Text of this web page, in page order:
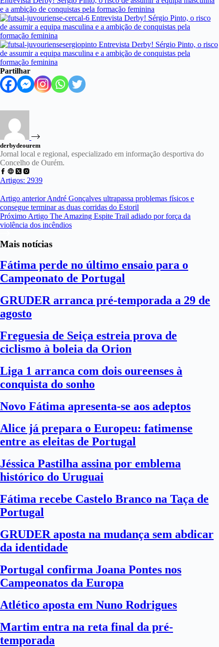
Partilhar
derbydeourem
Jornal local e regional, especializado em informação desportiva do
Concelho de Ourém.
Artigos: 2939
Artigo anteriorAndré Gonçalves ultrapassa problemas físicos e
consegue terminar as duas corridas do Estoril
Próximo Artigo The Amazing Espite Trail adiado por força da
violência dos incêndios
Mais notícias
Fátima perde no último ensaio para o
Campeonato de Portugal
GRUDER arranca pré-temporada a 29 de
agosto
Freguesia de Seiça estreia prova de
ciclismo à boleia da Orion
Liga 1 arranca com dois oureenses à
conquista do sonho
Novo Fátima apresenta-se aos adeptos
Alice já prepara o Europeu: fatimense
entre as eleitas de Portugal
Jéssica Pastilha assina por emblema
histórico do Uruguai
Fátima recebe Castelo Branco na Taça de
Portugal
GRUDER aposta na mudança sem abdicar
da identidade
Portugal confirma Joana Pontes nos
Campeonatos da Europa
Atlético aposta em Nuno Rodrigues
Martim entra na reta final da pré-
temporada